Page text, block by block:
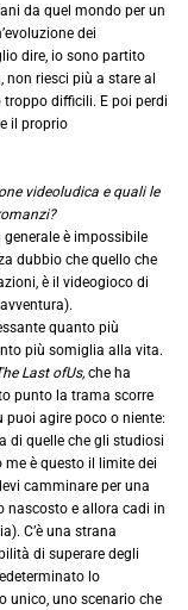
da quel mondo per un
dei
dire, io sono partito
non riesci più a stare al
difficili. E poi perdi
il proprio
videoludica e quali le
è impossibile
dubbio che quello che
è il videogioco di
quanto più
più somiglia alla vita.
Last ofUs, che ha
punto la trama scorre
puoi agire poco o niente:
di quelle che gli studiosi
me è questo il limite dei
camminare per una
nascosto e allora cadi in
C’è una strana
di superare degli
lo
unico, uno scenario che